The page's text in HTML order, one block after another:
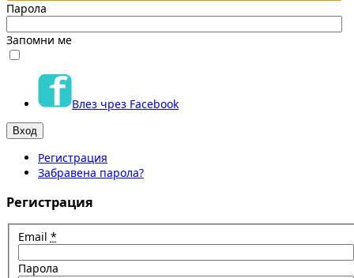
Парола
Запомни ме
Влез чрез Facebook
Регистрация
Забравена парола?
Регистрация
Email *
Парола